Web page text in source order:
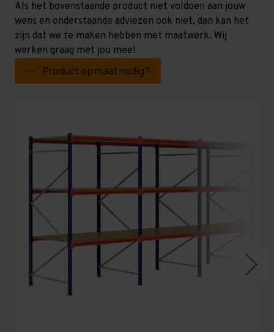
Als het bovenstaande product niet voldoen aan jouw
wens en onderstaande adviezen ook niet, dan kan het
zijn dat we te maken hebben met maatwerk. Wij
werken graag met jou mee!
Product op maat nodig?